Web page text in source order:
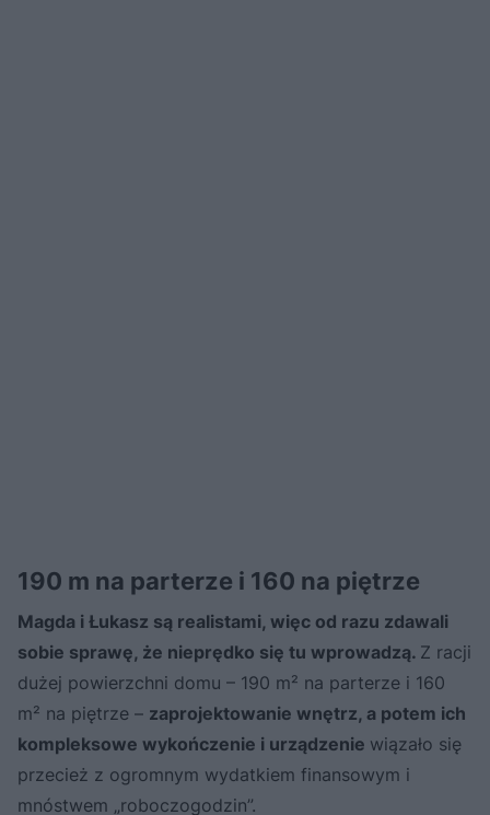
190 m na parterze i 160 na piętrze
Magda i Łukasz są realistami, więc od razu zdawali
sobie sprawę, że nieprędko się tu wprowadzą. Z racji
dużej powierzchni domu – 190 m² na parterze i 160
m² na piętrze – zaprojektowanie wnętrz, a potem ich
kompleksowe wykończenie i urządzenie wiązało się
przecież z ogromnym wydatkiem finansowym i
mnóstwem „roboczogodzin”.